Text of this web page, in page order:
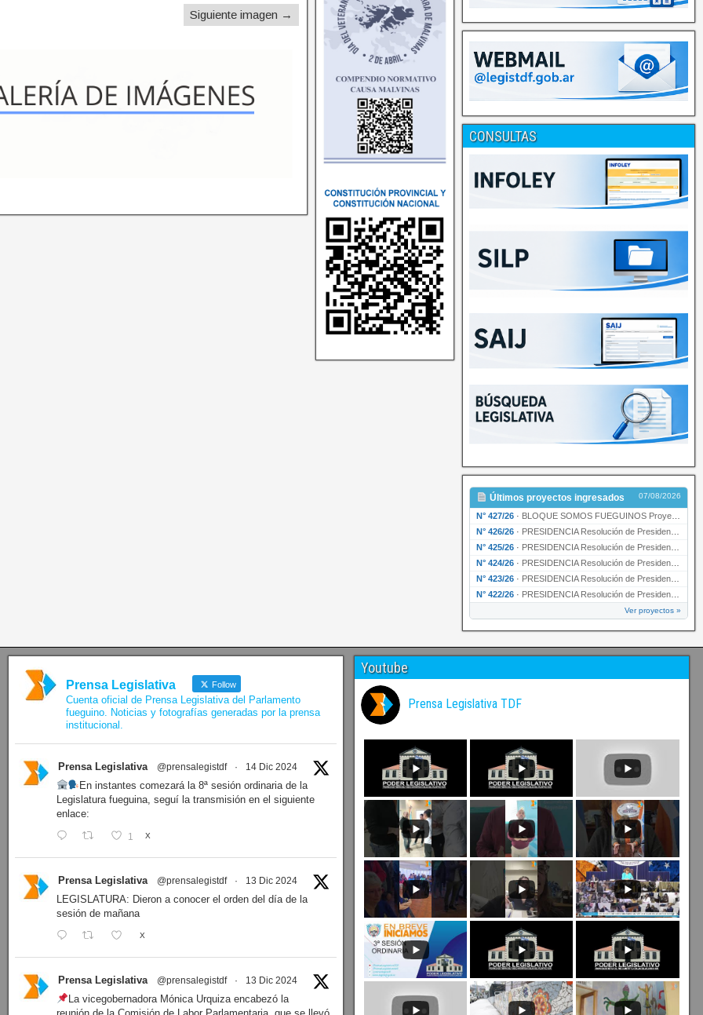
Siguiente imagen →
CONSULTAS
Últimos proyectos ingresados 07/08/2026
N° 427/26 · BLOQUE SOMOS FUEGUINOS Proyecto de Declaración declarando de interés provincial PRESIDENCI…
N° 426/26 · PRESIDENCIA Resolución de Presidencia N° 216/26 declarando de interés provincial la labor …
N° 425/26 · PRESIDENCIA Resolución de Presidencia N° 212/26 declarando de interés provincial el “50° A…
N° 424/26 · PRESIDENCIA Resolución de Presidencia Nº 210/26 declarando de interés provincial el proyec…
N° 423/26 · PRESIDENCIA Resolución de Presidencia Nº 209/26 declarando de interés provincial la presen…
N° 422/26 · PRESIDENCIA Resolución de Presidencia N° 200/26 para su ratificación.
Ver proyectos »
Prensa Legislativa Follow
Cuenta oficial de Prensa Legislativa del Parlamento
fueguino. Noticias y fotografías generadas por la prensa
institucional.
Prensa Legislativa @prensalegistdf · 14 Dic 2024
En instantes comezará la 8ª sesión ordinaria de la
Legislatura fueguina, seguí la transmisión en el siguiente
enlace:
1 X
Prensa Legislativa @prensalegistdf · 13 Dic 2024
LEGISLATURA: Dieron a conocer el orden del día de la
sesión de mañana
X
Prensa Legislativa @prensalegistdf · 13 Dic 2024
La vicegobernadora Mónica Urquiza encabezó la
Youtube
Prensa Legislativa TDF